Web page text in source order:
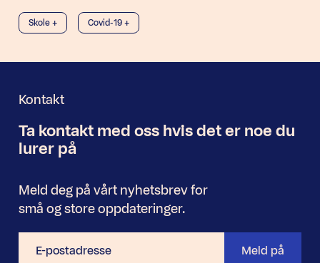
Skole + Covid-19 +
Kontakt
Nyhetsbrev
Ta kontakt med oss hvis det er noe du
lurer på
Meld deg på vårt nyhetsbrev for
små og store oppdateringer.
postadresse
Meld på